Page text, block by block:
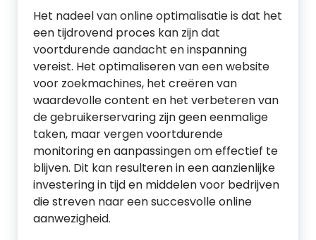
Het nadeel van online optimalisatie is dat het
een tijdrovend proces kan zijn dat
voortdurende aandacht en inspanning
vereist. Het optimaliseren van een website
voor zoekmachines, het creëren van
waardevolle content en het verbeteren van
de gebruikerservaring zijn geen eenmalige
taken, maar vergen voortdurende
monitoring en aanpassingen om effectief te
blijven. Dit kan resulteren in een aanzienlijke
investering in tijd en middelen voor bedrijven
die streven naar een succesvolle online
aanwezigheid.